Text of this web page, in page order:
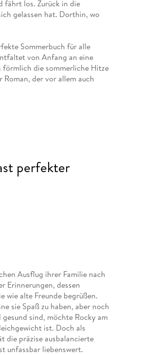
fährt los. Zurück in die
gelassen hat. Dorthin, wo
Sommerbuch für alle
von Anfang an eine
förmlich die sommerliche Hitze
der vor allem auch
perfekter
Ausflug ihrer Familie nach
Erinnerungen, dessen
wie alte Freunde begrüßen.
sie Spaß zu haben, aber noch
sind, möchte Rocky am
ist. Doch als
die präzise ausbalancierte
unfassbar liebenswert.